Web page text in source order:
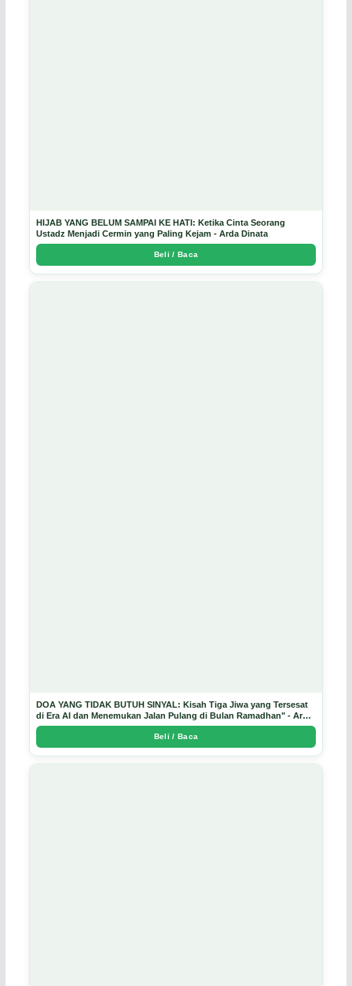
HIJAB YANG BELUM SAMPAI KE HATI: Ketika Cinta Seorang
Ustadz Menjadi Cermin yang Paling Kejam - Arda Dinata
Beli / Baca
DOA YANG TIDAK BUTUH SINYAL: Kisah Tiga Jiwa yang Tersesat
di Era AI dan Menemukan Jalan Pulang di Bulan Ramadhan" - Arda
Dinata
Beli / Baca